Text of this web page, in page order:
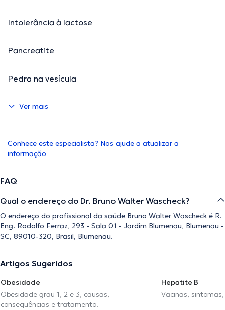
Intolerância à lactose
Pancreatite
Pedra na vesícula
Ver mais
Conhece este especialista? Nos ajude a atualizar a
informação
FAQ
Qual o endereço do Dr. Bruno Walter Wascheck?
O endereço do profissional da saúde Bruno Walter Wascheck é R.
Eng. Rodolfo Ferraz, 293 - Sala 01 - Jardim Blumenau, Blumenau -
SC, 89010-320, Brasil, Blumenau.
Artigos Sugeridos
Obesidade
Obesidade grau 1, 2 e 3, causas,
consequências e tratamento.
Hepatite B
Vacinas,